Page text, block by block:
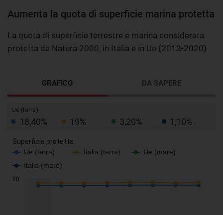
Aumenta la quota di superficie marina protetta
La quota di superficie terrestre e marina considerata
protetta da Natura 2000, in Italia e in Ue (2013-2020)
GRAFICO DA SAPERE